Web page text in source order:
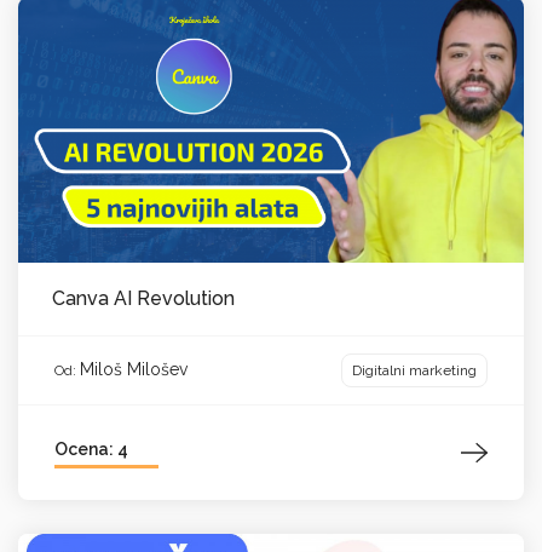
Canva AI Revolution
Od: Miloš Milošev Digitalni marketing
Ocena: 4